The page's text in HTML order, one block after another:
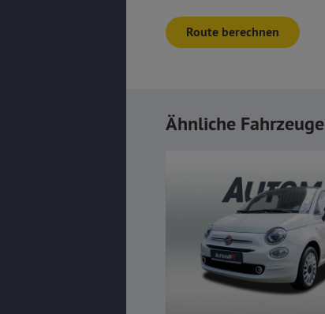
Route berechnen
Ähnliche Fahrzeuge